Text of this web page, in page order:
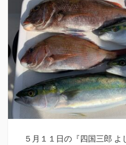
５月１１日の『四国三郎